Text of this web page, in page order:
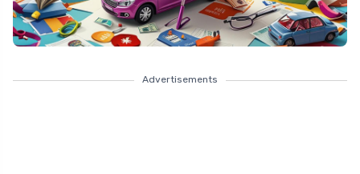
Advertisements